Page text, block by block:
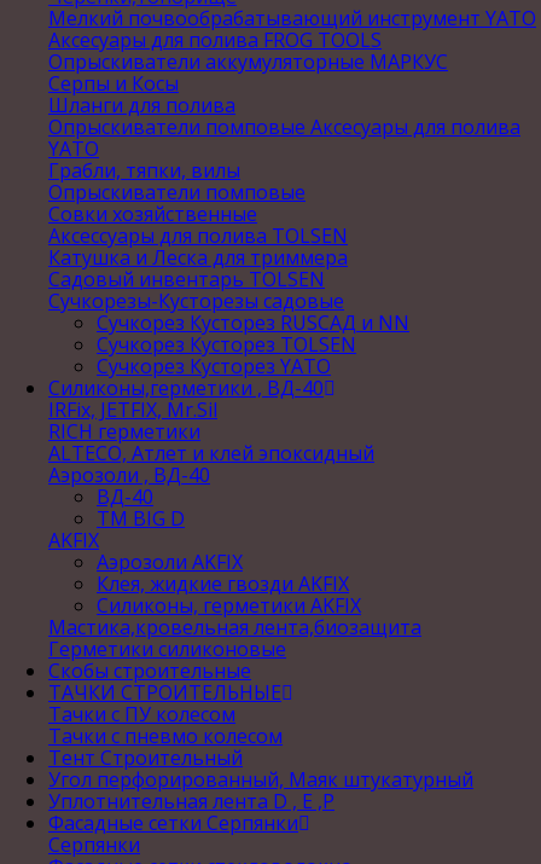
Мелкий почвообрабатывающий инструмент YATO
Аксесуары для полива FROG TOOLS
Опрыскиватели аккумуляторные МАРКУС
Серпы и Косы
Шланги для полива
Опрыскиватели помповые Аксесуары для полива
YATO
Грабли, тяпки, вилы
Опрыскиватели помповые
Совки хозяйственные
Аксессуары для полива TOLSEN
Катушка и Леска для триммера
Садовый инвентарь TOLSEN
Сучкорезы-Кусторезы садовые
Сучкорез Кусторез RUSСАД и NN
Сучкорез Кусторез TOLSEN
Сучкорез Кусторез YATO
Силиконы,герметики , ВД-40
IRFix, JETFIX, Mr.Sil
RICH герметики
ALTECO, Атлет и клей эпоксидный
Аэрозоли , ВД-40
ВД-40
TM BIG D
AKFIX
Аэрозоли AKFIX
Клея, жидкие гвозди AKFIX
Силиконы, герметики AKFIX
Мастика,кровельная лента,биозащита
Герметики силиконовые
Скобы строительные
ТАЧКИ СТРОИТЕЛЬНЫЕ
Тачки с ПУ колесом
Тачки с пневмо колесом
Тент Строительный
Угол перфорированный, Маяк штукатурный
Уплотнительная лента D , Е ,P
Фасадные сетки Серпянки
Серпянки